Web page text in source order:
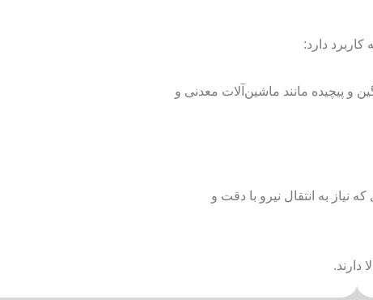
دارد:
و پیچیده مانند ماشین‌آلات معدنی و
نیاز به انتقال نیرو با دقت و
دارند.